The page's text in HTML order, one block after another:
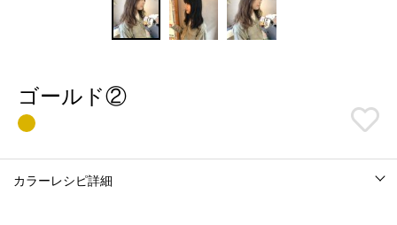
ゴールド②
カラーレシピ詳細